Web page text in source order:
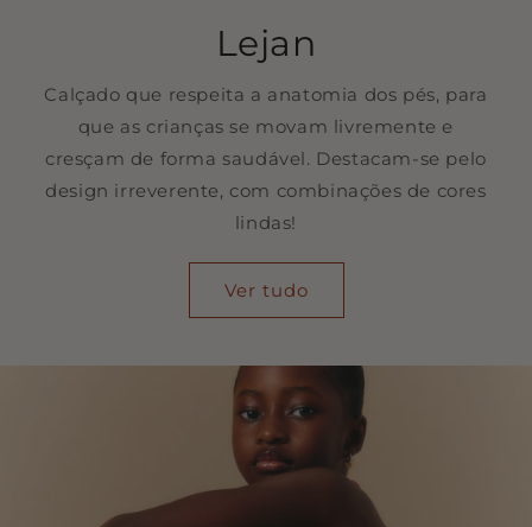
Lejan
Calçado que respeita a anatomia dos pés, para
que as crianças se movam livremente e
cresçam de forma saudável. Destacam-se pelo
design irreverente, com combinações de cores
lindas!
Ver tudo